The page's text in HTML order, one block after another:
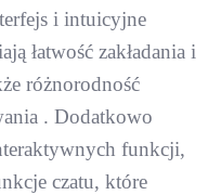
i intuicyjne
łatwość zakładania i
różnorodność
. Dodatkowo
funkcji,
czatu, które